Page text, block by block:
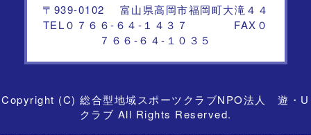
〒939-0102 富山県高岡市福岡町大滝４４
TEL０７６６-６４-１４３７ FAX０
７６６-６４-１０３５
Copyright (C) 総合型地域スポーツクラブNPO法人 遊・U
クラブ All Rights Reserved.